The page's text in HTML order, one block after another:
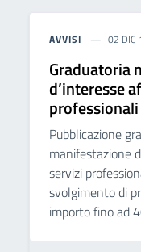
AVVISI 02 DIC
Graduatoria
d’interesse
Pubblicazione
manifestazione
servizi
svolgimento di
importo fino ad